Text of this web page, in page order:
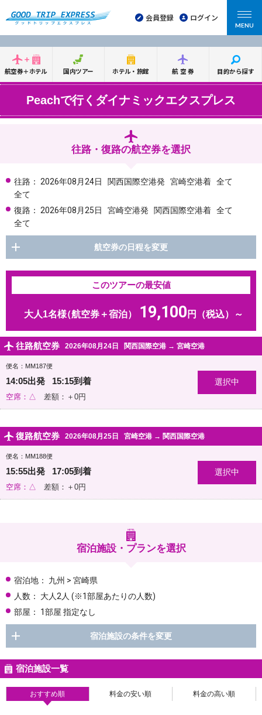
会員登録 ログイン
MENU
航空券＋ホテル 国内ツアー ホテル・旅館 航空券 目的から探す
Peachで行くダイナミックエクスプレス
往路・復路の航空券を選択
往路： 2026年08月24日 関西国際空港発 宮崎空港着 全て
全て
復路： 2026年08月25日 宮崎空港発 関西国際空港着 全て
全て
航空券の日程を変更
このツアーの最安値
大人1名様（航空券＋宿泊） 19,100 円（税込）～
往路航空券 2026年08月24日 関西国際空港 → 宮崎空港
便名：MM187便
14:05出発 15:15到着
空席：△ 差額：＋0円
復路航空券 2026年08月25日 宮崎空港 → 関西国際空港
便名：MM188便
15:55出発 17:05到着
空席：△ 差額：＋0円
宿泊施設・プランを選択
宿泊地：
九州 > 宮崎県
人数：
大人2人 (※1部屋あたりの人数)
部屋：
1部屋 指定なし
宿泊施設の条件を変更
宿泊施設一覧
おすすめ順 料金の安い順 料金の高い順